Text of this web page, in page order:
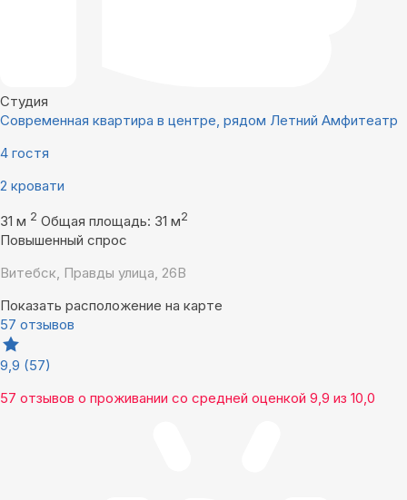
Студия
Современная квартира в центре, рядом Летний Амфитеатр
4 гостя
2 кровати
31 м 2 Общая площадь: 31 м2
Повышенный спрос
Витебск, Правды улица, 26В
Показать расположение на карте
57 отзывов
9,9 (57)
57 отзывов о проживании со средней оценкой 9,9 из 10,0